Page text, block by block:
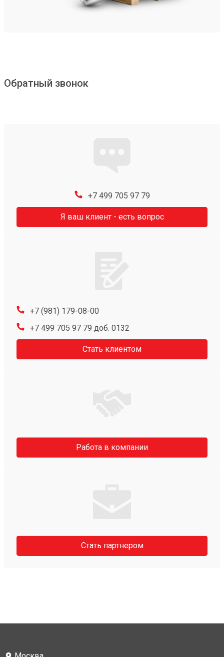
Обратный звонок
+7 499 705 97 79
Я ваш клиент - есть вопрос
+7 (981) 179-08-00
+7 499 705 97 79 доб. 0132
Стать клиентом
Работа в компании
Стать партнером